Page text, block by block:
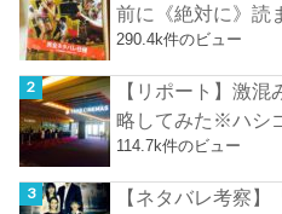
前に《絶対に》読
290.4k件のビュー
【リポート】激
略してみた※ハシ
114.7k件のビュー
【ネタバレ考察